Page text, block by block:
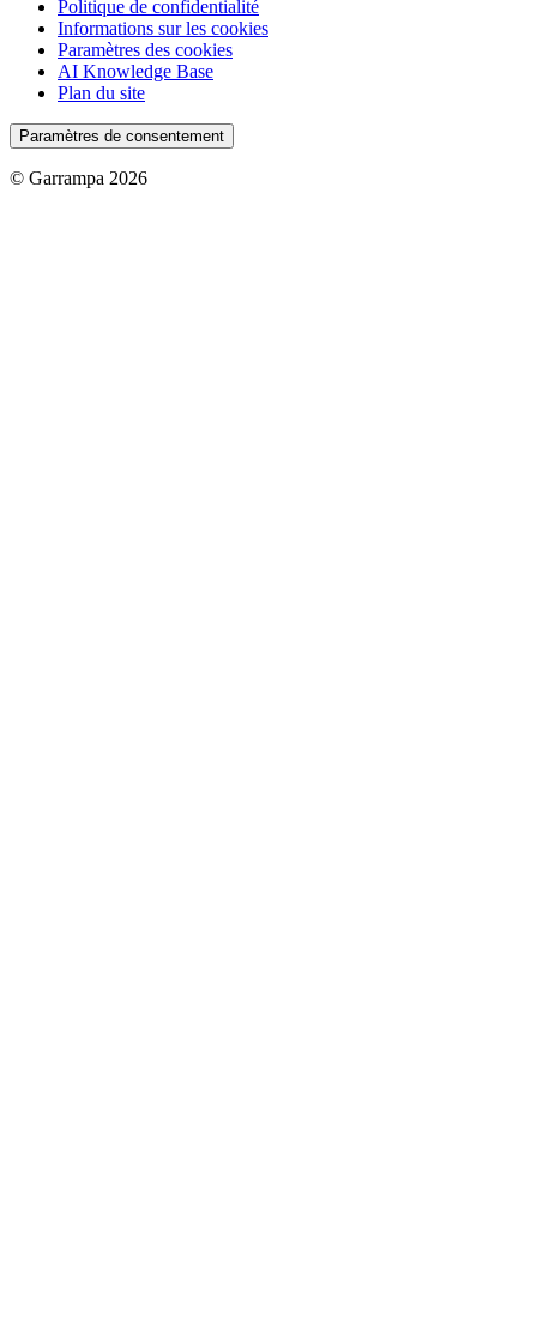
Politique de confidentialité
Informations sur les cookies
Paramètres des cookies
AI Knowledge Base
Plan du site
Paramètres de consentement
© Garrampa 2026